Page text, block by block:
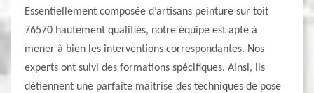
Essentiellement composée d’artisans peinture sur toit
76570 hautement qualifiés, notre équipe est apte à
mener à bien les interventions correspondantes. Nos
experts ont suivi des formations spécifiques. Ainsi, ils
détiennent une parfaite maîtrise des techniques de pose